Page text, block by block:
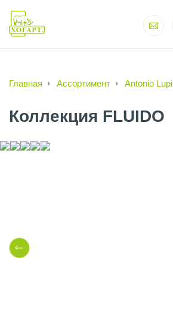
Главная Ассортимент Antonio Lupi
Коллекция FLUIDO